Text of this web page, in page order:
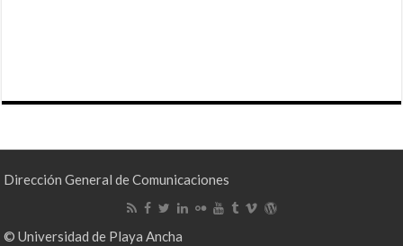
Dirección General de Comunicaciones
© Universidad de Playa Ancha